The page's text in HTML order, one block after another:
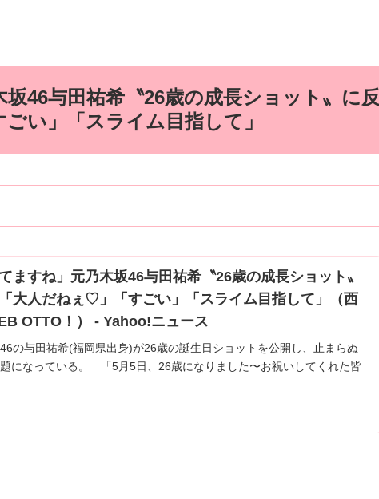
坂46与田祐希〝26歳の成長ショット〟に反
い」「スライム目指して」
てますね」元乃木坂46与田祐希〝26歳の成長ショット〟
大人だねぇ♡」「すごい」「スライム目指して」（西
OTTO！） - Yahoo!ニュース
の与田祐希(福岡県出身)が26歳の誕生日ショットを公開し、止まらぬ
になっている。 「5月5日、26歳になりました〜お祝いしてくれた皆